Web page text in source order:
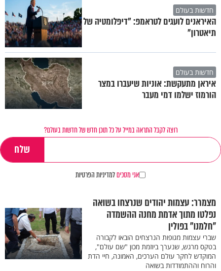
חדשות בעולם
האיראנים לועגים לטראמפ: "דיפלומטיה של
תיאטרון"
חדשות בעולם
איראן מתעקשת: אוניות שיעברו במצר
הורמוז ישלמו דמי מעבר
רוצה לקבל התראה במייל על כל תוכן חדש של חדשות בעולם?
אני מסכיםלמדיניות הפרטיות
מצמרר: עצמות יהודים שנרצחו בשואה
נפלטו מתוך אדמת מחנה ההשמדה
"חלמנו" בפולין
שברי עצמות מגופות הנרצחים הובאו לקבורה
בטקס מרגש, שנערך ביוזמת מכון "שם עולם",
המוקדש לחקר עולם הערכים, האמונה, חיי הדת
והרוח וההתמודדות בשואה